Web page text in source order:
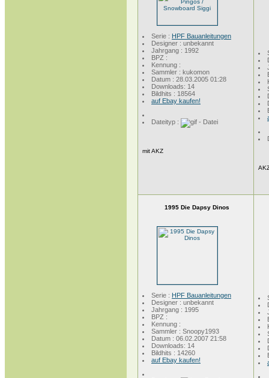
Serie : HPF Bauanleitungen
Designer : unbekannt
Jahrgang : 1992
BPZ :
Kennung :
Sammler : kukomon
Datum : 28.03.2005 01:28
Downloads: 14
Bildhits : 18564
auf Ebay kaufen!
Dateityp :
mit AKZ
1995 Die Dapsy Dinos
Serie : HPF Bauanleitungen
Designer : unbekannt
Jahrgang : 1995
BPZ :
Kennung :
Sammler : Snoopy1993
Datum : 06.02.2007 21:58
Downloads: 14
Bildhits : 14260
auf Ebay kaufen!